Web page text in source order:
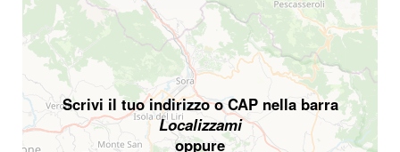
Scrivi il tuo indirizzo o CAP nella barra
Localizzami
oppure